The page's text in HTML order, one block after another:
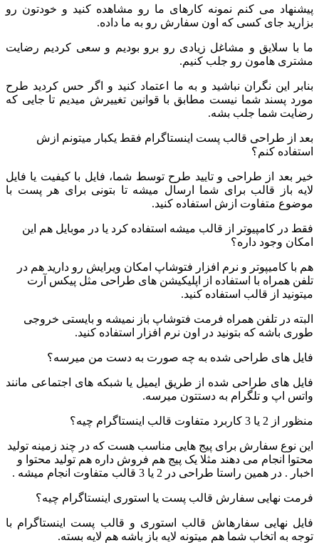
پیشنهاد می کنم نمونه کارهای ما رو مشاهده کنید و خودتون رو
بزارید جای کسی که اون سفارش رو به ما داده.
ما با سلایق و مشاغل زیادی رو برو بودیم و سعی کردیم رضایت
مشتری هامون رو جلب کنیم.
بنابر این نگران نباشید و به ما اعتماد کنید و اگر حس کردید طرح
مورد پسند شما نیست مطابق با قوانین تغییرش میدیم تا جایی که
رضایت شما جلب بشه.
بعد از طراحی قالب پست اینستاگرام فقط یکبار میتونم ازش
استفاده کنم؟
خیر بعد از طراحی و تایید طرح توسط شما، فایل با کیفیت یا فایل
لایه باز قالب برای شما ارسال میشه تا بتونی برای هر پست با
موضوع متفاوت ازش استفاده کنید.
فقط در کامپیوتر از قالب میشه استفاده کرد یا در موبایل هم این
امکان وجود داره؟
هم با کامیپوتر و نرم افزار فتوشاپ امکان ویرایش رو دارید هم در
تلفن همراه با استفاده از اپلیکیشن های طراحی مثل پیکس آرت
میتونید از قالب استفاده کنید.
البته در تلفن همراه فرمت فتوشاپ باز نمیشه و بایستی خروجی
طوری باشه که بتونید در اون نرم افزار استفاده کنید.
فایل های طراحی شده به چه صورت به دست من میرسه؟
فایل های طراحی شده از طریق ایمیل یا شبکه های اجتماعی مانند
واتس اپ و تلگرام به دستتون میرسه.
منظور از 2 یا 3 کاربرد متفاوت قالب اینستاگرام چیه؟
این نوع سفارش برای پیج هایی مناسب هست که در چند زمینه تولید
محتوا انجام می دهند مثلا یک پیج هم فروش داره هم تولید محتوا و
اخبار . در همین راستا طراحی در 2 یا 3 قالب متفاوت انجام میشه .
فرمت نهایی سفارش قالب پست یا استوری اینستاگرام چیه؟
فایل نهایی سفارهاش قالب استوری و قالب پست اینستاگرام با
توجه به اتخاب شما هم میتونه لایه باز باشه هم لایه بسته.